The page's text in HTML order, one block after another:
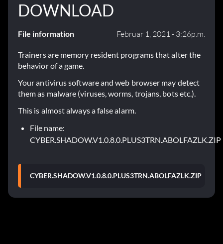
DOWNLOAD
File information Februar 1, 2021 - 3:26p.m.
Trainers are memory resident programs that alter the
behavior of a game.
Your antivirus software and web browser may detect
them as malware (viruses, worms, trojans, bots etc.).
This is almost always a false alarm.
File name:
CYBER.SHADOW.V1.0.8.0.PLUS3TRN.ABOLFAZLK.ZIP
CYBER.SHADOW.V1.0.8.0.PLUS3TRN.ABOLFAZLK.ZIP